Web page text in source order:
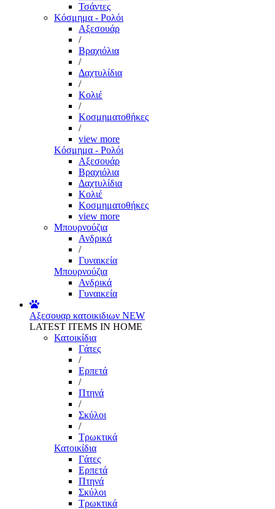
Τσάντες
Κόσμημα - Ρολόι
Αξεσουάρ
/
Βραχιόλια
/
Δαχτυλίδια
/
Κολιέ
/
Κοσμηματοθήκες
/
view more
Κόσμημα - Ρολόι
Αξεσουάρ
Βραχιόλια
Δαχτυλίδια
Κολιέ
Κοσμηματοθήκες
view more
Μπουρνούζια
Ανδρικά
/
Γυναικεία
Μπουρνούζια
Ανδρικά
Γυναικεία
Αξεσουαρ κατοικιδιων NEW
LATEST ITEMS IN HOME
Κατοικίδια
Γάτες
/
Ερπετά
/
Πτηνά
/
Σκύλοι
/
Τρωκτικά
Κατοικίδια
Γάτες
Ερπετά
Πτηνά
Σκύλοι
Τρωκτικά